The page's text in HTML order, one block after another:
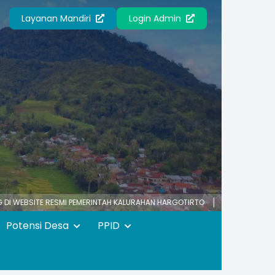
Layanan Mandiri Login Admin
PEMERINTAH KALURAHAN HARGOTIRTO HARGOTIRTO SUMRINGAH
Potensi Desa PPID